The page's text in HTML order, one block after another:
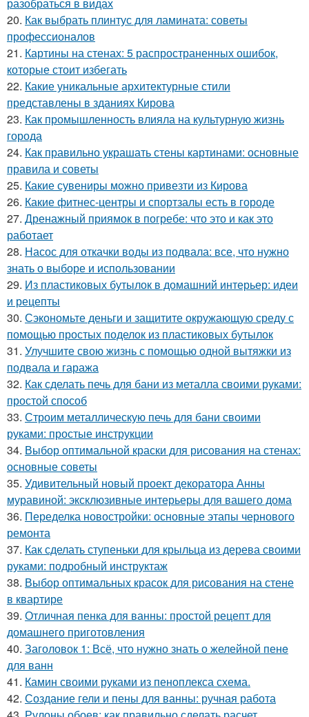
разобраться в видах
20. Как выбрать плинтус для ламината: советы
профессионалов
21. Картины на стенах: 5 распространенных ошибок,
которые стоит избегать
22. Какие уникальные архитектурные стили
представлены в зданиях Кирова
23. Как промышленность влияла на культурную жизнь
города
24. Как правильно украшать стены картинами: основные
правила и советы
25. Какие сувениры можно привезти из Кирова
26. Какие фитнес-центры и спортзалы есть в городе
27. Дренажный приямок в погребе: что это и как это
работает
28. Насос для откачки воды из подвала: все, что нужно
знать о выборе и использовании
29. Из пластиковых бутылок в домашний интерьер: идеи
и рецепты
30. Сэкономьте деньги и защитите окружающую среду с
помощью простых поделок из пластиковых бутылок
31. Улучшите свою жизнь с помощью одной вытяжки из
подвала и гаража
32. Как сделать печь для бани из металла своими руками:
простой способ
33. Строим металлическую печь для бани своими
руками: простые инструкции
34. Выбор оптимальной краски для рисования на стенах:
основные советы
35. Удивительный новый проект декоратора Анны
муравиной: эксклюзивные интерьеры для вашего дома
36. Переделка новостройки: основные этапы чернового
ремонта
37. Как сделать ступеньки для крыльца из дерева своими
руками: подробный инструктаж
38. Выбор оптимальных красок для рисования на стене
в квартире
39. Отличная пенка для ванны: простой рецепт для
домашнего приготовления
40. Заголовок 1: Всё, что нужно знать о желейной пенe
для ванн
41. Камин своими руками из пеноплекса схема.
42. Создание гели и пены для ванны: ручная работа